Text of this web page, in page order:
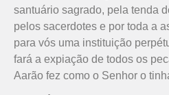
santuário sagrado, pela tenda
pelos sacerdotes e por toda a
para vós uma instituição
fará a expiação de todos os
Aarão fez como o Senhor o